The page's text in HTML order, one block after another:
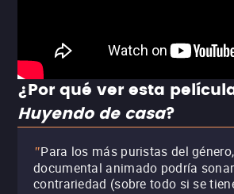
¿Por qué ver esta
Huyendo de casa?
"Para los más puristas del
documental animado podría
contrariedad (sobre todo si se